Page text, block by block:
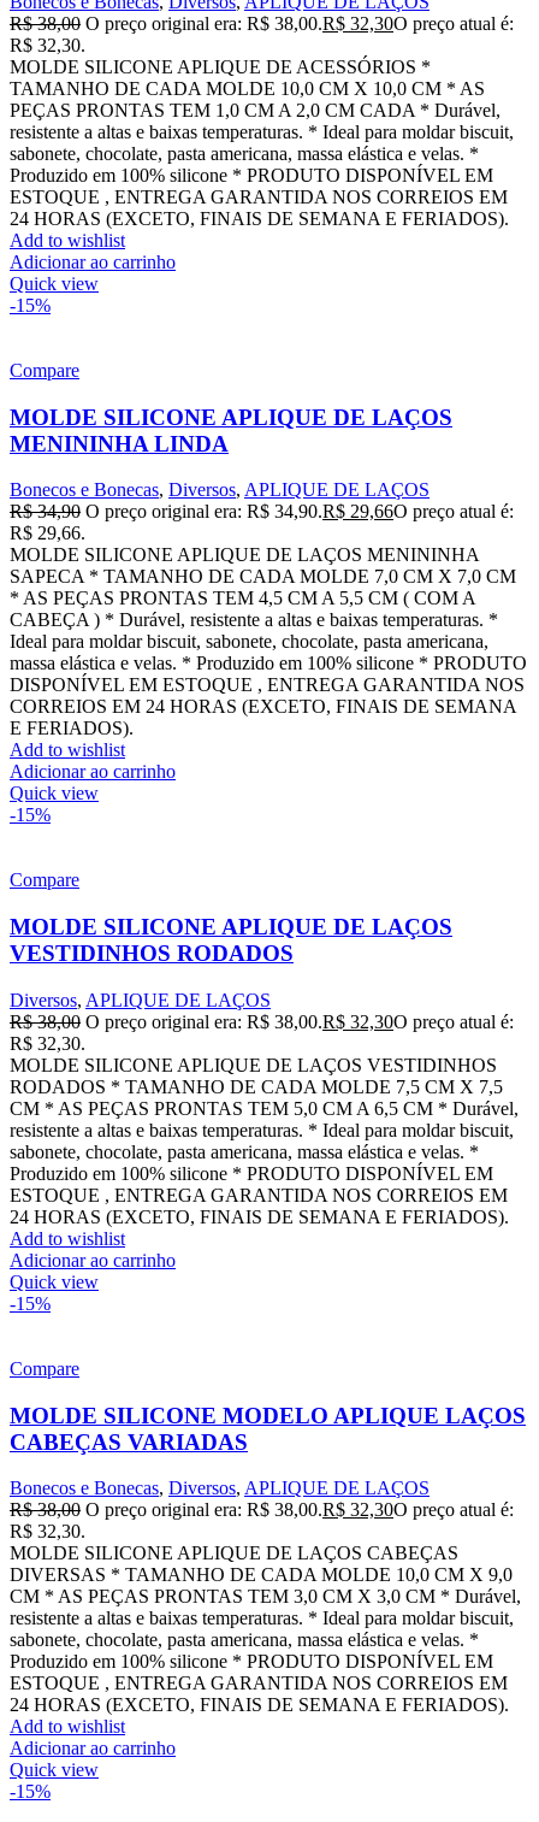
R$38,00 O preço original era: R$ 38,00.R$ 32,30O preço atual é:
R$ 32,30.
MOLDE SILICONE APLIQUE DE ACESSÓRIOS *
TAMANHO DE CADA MOLDE 10,0 CM X 10,0 CM * AS
PEÇAS PRONTAS TEM 1,0 CM A 2,0 CM CADA * Durável,
resistente a altas e baixas temperaturas. * Ideal para moldar biscuit,
sabonete, chocolate, pasta americana, massa elástica e velas. *
Produzido em 100% silicone * PRODUTO DISPONÍVEL EM
ESTOQUE , ENTREGA GARANTIDA NOS CORREIOS EM
24 HORAS (EXCETO, FINAIS DE SEMANA E FERIADOS).
Add to wishlist
Adicionar ao carrinho
Quick view
-15%
Compare
MOLDE SILICONE APLIQUE DE LAÇOS
MENININHA LINDA
Bonecos e Bonecas, Diversos, APLIQUE DE LAÇOS
R$34,90 O preço original era: R$ 34,90.R$ 29,66O preço atual é:
R$ 29,66.
MOLDE SILICONE APLIQUE DE LAÇOS MENININHA
SAPECA * TAMANHO DE CADA MOLDE 7,0 CM X 7,0 CM
* AS PEÇAS PRONTAS TEM 4,5 CM A 5,5 CM ( COM A
CABEÇA ) * Durável, resistente a altas e baixas temperaturas. *
Ideal para moldar biscuit, sabonete, chocolate, pasta americana,
massa elástica e velas. * Produzido em 100% silicone * PRODUTO
DISPONÍVEL EM ESTOQUE , ENTREGA GARANTIDA NOS
CORREIOS EM 24 HORAS (EXCETO, FINAIS DE SEMANA
E FERIADOS).
Add to wishlist
Adicionar ao carrinho
Quick view
-15%
Compare
MOLDE SILICONE APLIQUE DE LAÇOS
VESTIDINHOS RODADOS
Diversos, APLIQUE DE LAÇOS
R$38,00 O preço original era: R$ 38,00.R$ 32,30O preço atual é:
R$ 32,30.
MOLDE SILICONE APLIQUE DE LAÇOS VESTIDINHOS
RODADOS * TAMANHO DE CADA MOLDE 7,5 CM X 7,5
CM * AS PEÇAS PRONTAS TEM 5,0 CM A 6,5 CM * Durável,
resistente a altas e baixas temperaturas. * Ideal para moldar biscuit,
sabonete, chocolate, pasta americana, massa elástica e velas. *
Produzido em 100% silicone * PRODUTO DISPONÍVEL EM
ESTOQUE , ENTREGA GARANTIDA NOS CORREIOS EM
24 HORAS (EXCETO, FINAIS DE SEMANA E FERIADOS).
Add to wishlist
Adicionar ao carrinho
Quick view
-15%
Compare
MOLDE SILICONE MODELO APLIQUE LAÇOS
CABEÇAS VARIADAS
Bonecos e Bonecas, Diversos, APLIQUE DE LAÇOS
R$38,00 O preço original era: R$ 38,00.R$ 32,30O preço atual é:
R$ 32,30.
MOLDE SILICONE APLIQUE DE LAÇOS CABEÇAS
DIVERSAS * TAMANHO DE CADA MOLDE 10,0 CM X 9,0
CM * AS PEÇAS PRONTAS TEM 3,0 CM X 3,0 CM * Durável,
resistente a altas e baixas temperaturas. * Ideal para moldar biscuit,
sabonete, chocolate, pasta americana, massa elástica e velas. *
Produzido em 100% silicone * PRODUTO DISPONÍVEL EM
ESTOQUE , ENTREGA GARANTIDA NOS CORREIOS EM
24 HORAS (EXCETO, FINAIS DE SEMANA E FERIADOS).
Add to wishlist
Adicionar ao carrinho
Quick view
-15%